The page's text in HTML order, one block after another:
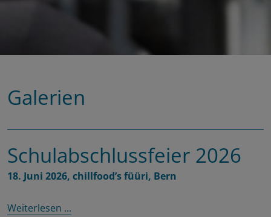
Galerien
Schulabschlussfeier 2026
18. Juni 2026, chillfood’s füüri, Bern
Weiterlesen ...